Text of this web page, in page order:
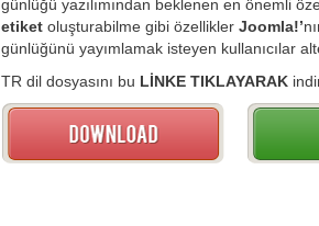
günlüğü yazılımından beklenen en önemli
etiket oluşturabilme gibi özellikler Joomla!’
günlüğünü yayımlamak isteyen kullanıcılar
TR dil dosyasını bu LİNKE TIKLAYARAK